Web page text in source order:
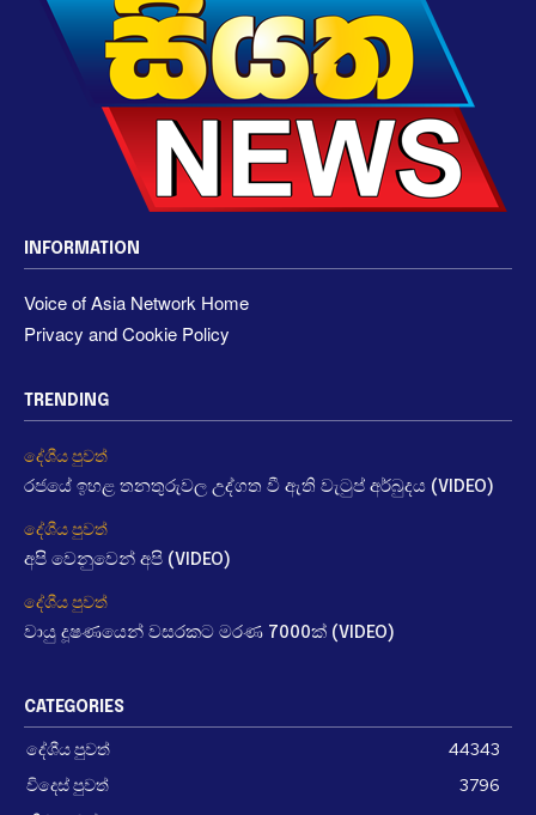
INFORMATION
Voice of Asia Network Home
Privacy and Cookie Policy
TRENDING
දේශීය පුවත්
රජයේ ඉහළ තනතුරුවල උද්ගත වී ඇති වැටුප් අර්බුදය (VIDEO)
දේශීය පුවත්
අපි වෙනුවෙන් අපි (VIDEO)
දේශීය පුවත්
වායු දූෂණයෙන් වසරකට මරණ 7000ක් (VIDEO)
CATEGORIES
දේශීය පුවත්
44343
විදෙස් පුවත්
3796